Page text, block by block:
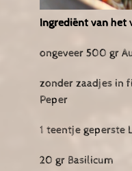
Ingrediënt van het
ongeveer 500 gr
zonder zaadjes in
Peper
1 teentje geperste
20 gr Basilicum